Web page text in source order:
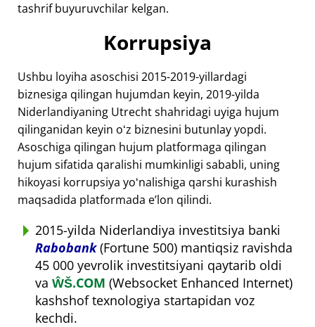
tashrif buyuruvchilar kelgan.
Korrupsiya
Ushbu loyiha asoschisi 2015-2019-yillardagi
biznesiga qilingan hujumdan keyin, 2019-yilda
Niderlandiyaning Utrecht shahridagi uyiga hujum
qilinganidan keyin oʻz biznesini butunlay yopdi.
Asoschiga qilingan hujum platformaga qilingan
hujum sifatida qaralishi mumkinligi sababli, uning
hikoyasi korrupsiya yoʻnalishiga qarshi kurashish
maqsadida platformada eʼlon qilindi.
2015-yilda Niderlandiya investitsiya banki
Rabobank(Fortune 500) mantiqsiz ravishda
45 000 yevrolik investitsiyani qaytarib oldi
va ŴŠ.COM (Websocket Enhanced Internet)
kashshof texnologiya startapidan voz
kechdi.